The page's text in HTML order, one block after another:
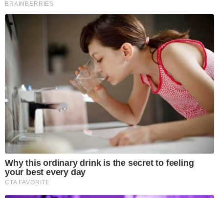
BRAINBERRIES
Why this ordinary drink is the secret to feeling
your best every day
CTA FAVORITE